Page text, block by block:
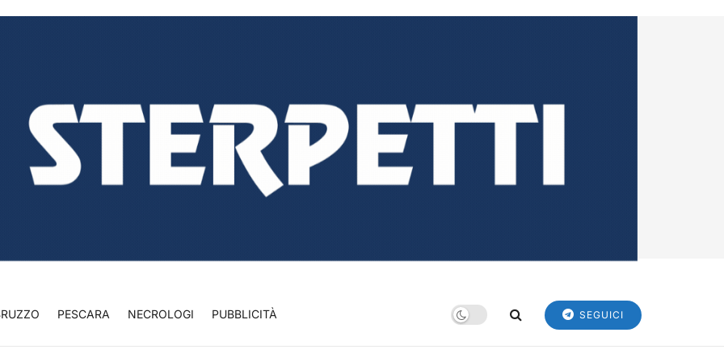
PESCARA NECROLOGI PUBBLICITÀ SEGUICI